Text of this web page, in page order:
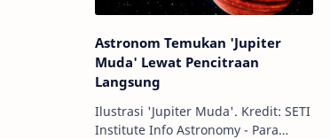
Astronom Temukan 'Jupiter
Muda' Lewat Pencitraan
Langsung
Ilustrasi 'Jupiter Muda'. Kredit: SETI
Institute Info Astronomy - Para